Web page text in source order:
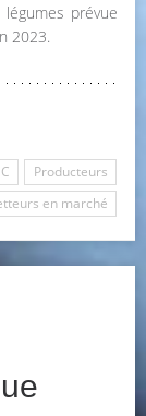
prévue
2023.
Producteurs
en marché